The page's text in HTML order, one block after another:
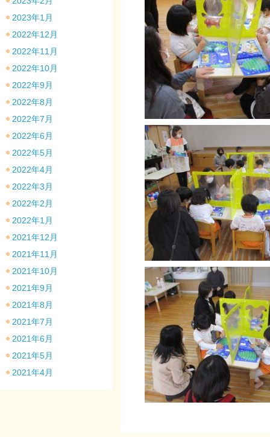
2023年1月
2022年12月
2022年11月
2022年10月
2022年9月
2022年8月
2022年7月
2022年6月
2022年5月
2022年4月
2022年3月
2022年2月
2022年1月
2021年12月
2021年11月
2021年10月
2021年9月
2021年8月
2021年7月
2021年6月
2021年5月
2021年4月